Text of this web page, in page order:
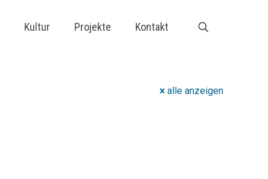
Kultur Projekte Kontakt
alle anzeigen